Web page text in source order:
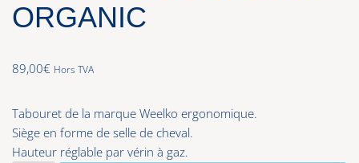
ORGANIC
89,00€ Hors TVA
Tabouret de la marque Weelko ergonomique.
Siège en forme de selle de cheval.
Hauteur réglable par vérin à gaz.